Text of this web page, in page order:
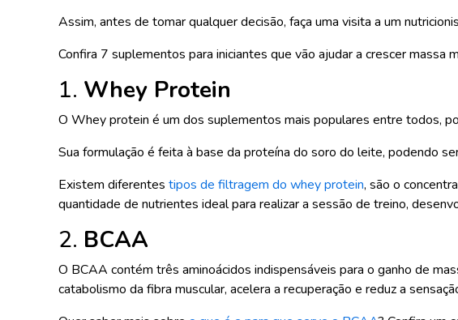
Assim, antes de tomar qualquer decisão, faça uma visita a um
Confira 7 suplementos para iniciantes que vão ajudar a crescer massa
1. Whey Protein
O Whey protein é um dos suplementos mais populares entre todos,
Sua formulação é feita à base da proteína do soro do leite, podendo
Existem diferentes tipos de filtragem do whey protein, são o
quantidade de nutrientes ideal para realizar a sessão de treino,
2. BCAA
O BCAA contém três aminoácidos indispensáveis para o ganho de
catabolismo da fibra muscular, acelera a recuperação e reduz a